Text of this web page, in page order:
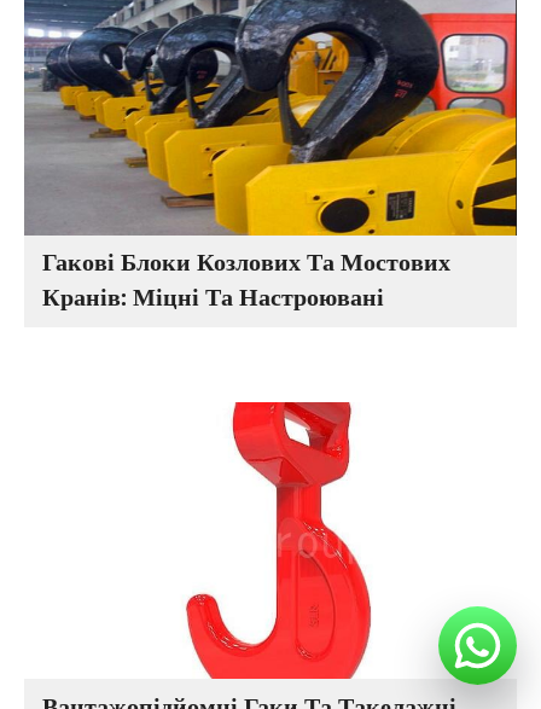
Гакові Блоки Козлових Та Мостових
Кранів: Міцні Та Настроювані